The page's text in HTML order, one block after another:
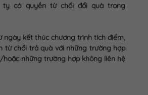
ty có quyền từ chối đổi quà trong
ngày kết thúc chương trình tích điểm,
từ chối trả quà với những trường hợp
hoặc những trường hợp không liên hệ